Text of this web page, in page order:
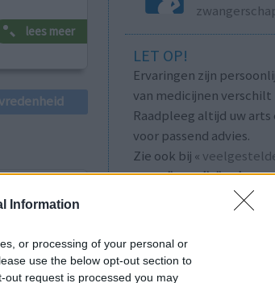
Information
or processing of your personal or
use the below opt-out section to
request is processed you may
lees meer
LET OP!
Ervaringen zijn
van medicijnen verschilt
Raadpleeg altijd uw
voor passend advies.
Zie ook bij «
vanmijnmedicijn.nl.